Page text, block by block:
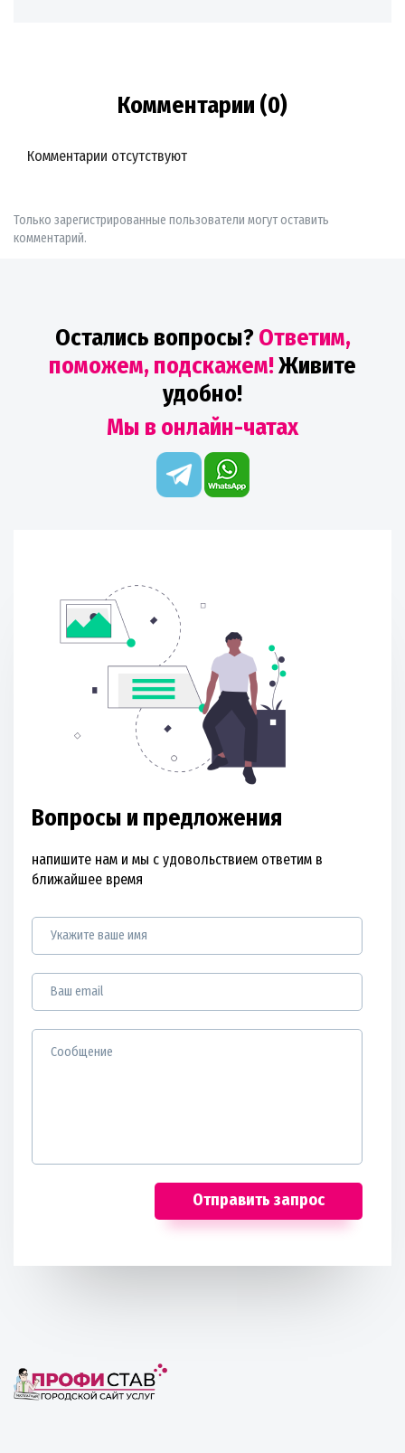
Комментарии (0)
Комментарии отсутствуют
Только зарегистрированные пользователи могут оставить
комментарий.
Остались вопросы?Ответим,
поможем, подскажем!Живите
удобно!
Мы в онлайн-чатах
Вопросы и предложения
напишите нам и мы с удовольствием ответим в
ближайшее время
Отправить запрос